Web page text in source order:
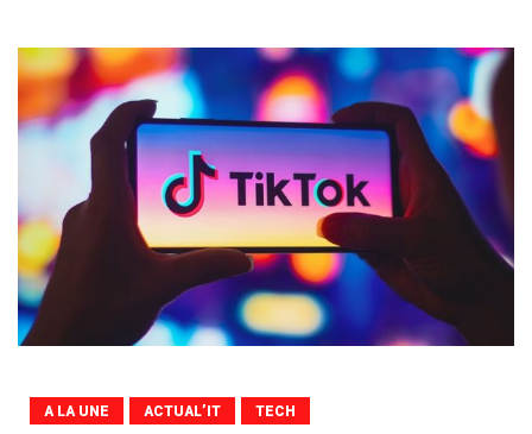
A LA UNE ACTUAL’IT TECH